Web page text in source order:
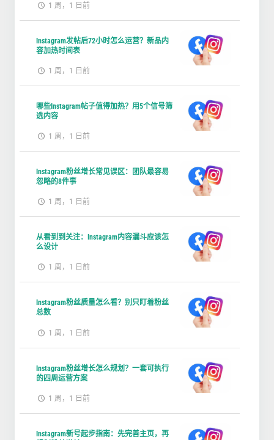
1 周，1 日前
Instagram发帖后72小时怎么运营？新品内
容加热时间表
1 周，1 日前
哪些Instagram帖子值得加热？用5个信号筛
选内容
1 周，1 日前
Instagram粉丝增长常见误区：团队最容易
忽略的8件事
1 周，1 日前
从看到到关注：Instagram内容漏斗应该怎
么设计
1 周，1 日前
Instagram粉丝质量怎么看？别只盯着粉丝
总数
1 周，1 日前
Instagram粉丝增长怎么规划？一套可执行
的四周运营方案
1 周，1 日前
Instagram新号起步指南：先完善主页，再